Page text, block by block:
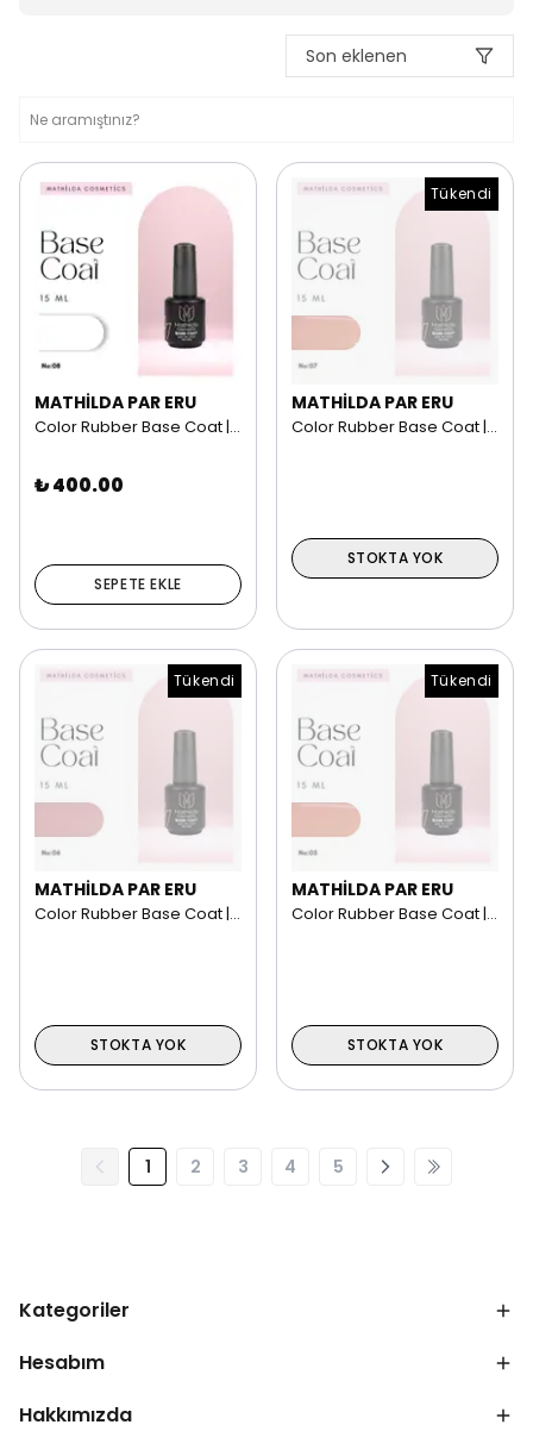
Son eklenen
MATHİLDA PAR ERU
Color Rubber Base Coat | 15 ml NO: 08
₺ 400.00
SEPETE EKLE
Tükendi
MATHİLDA PAR ERU
Color Rubber Base Coat | 15 ml NO: 07
STOKTA YOK
Tükendi
MATHİLDA PAR ERU
Color Rubber Base Coat | 15 ml NO: 06
STOKTA YOK
Tükendi
MATHİLDA PAR ERU
Color Rubber Base Coat | 15 ml NO: 05
STOKTA YOK
1 2 3 4 5
Kategoriler
Hesabım
Hakkımızda